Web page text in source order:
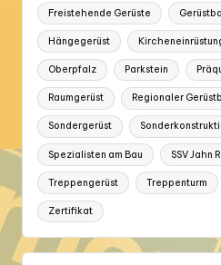
Freistehende Gerüste
Hängegerüst
Oberpfalz Parkstein
Raumgerüst Regionaler
Sondergerüst
Spezialisten am Bau SSV Jahn
Treppengerüst Treppenturm
Zertifikat